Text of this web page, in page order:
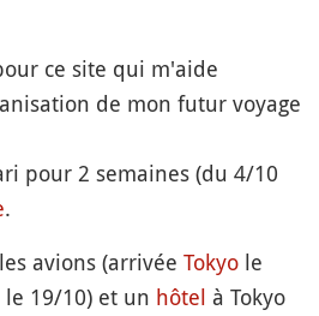
ce site qui m'aide
de mon futur voyage
pour 2 semaines (du 4/10
.
avions (arrivée Tokyo le
le 19/10) et un hôtel à Tokyo